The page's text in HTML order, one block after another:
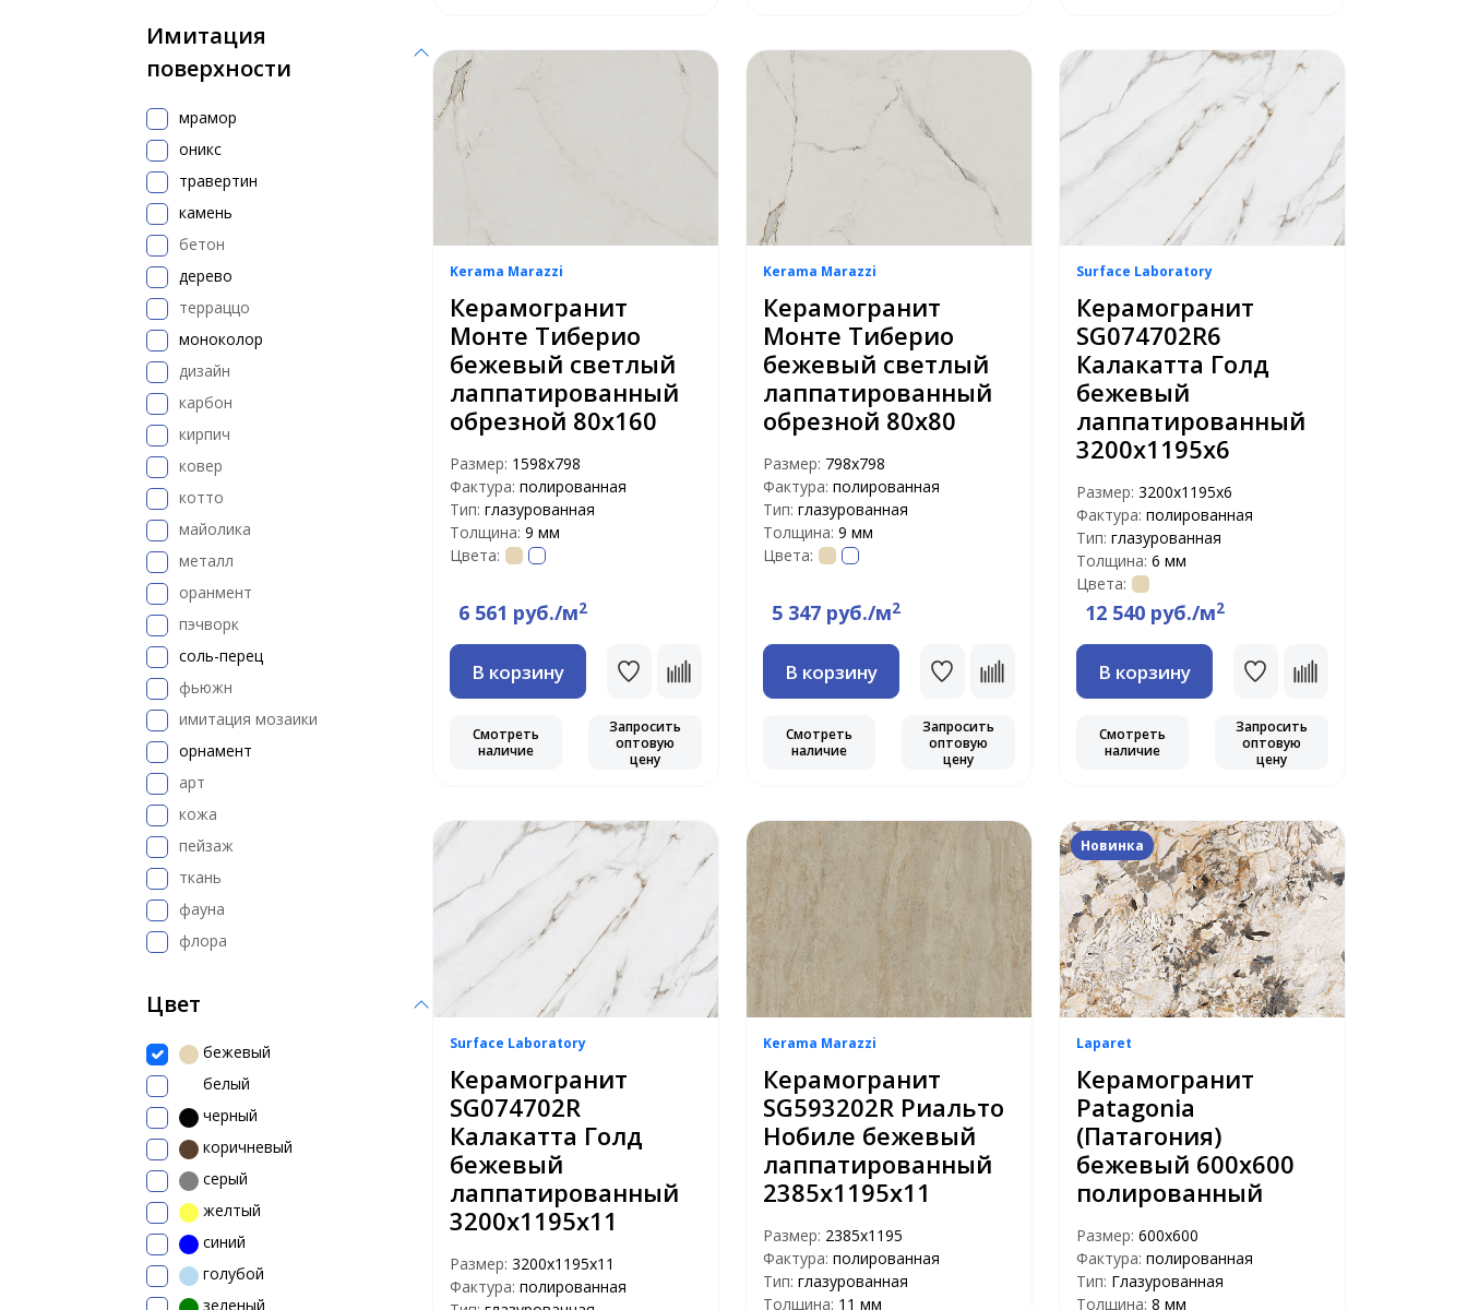
Имитация
поверхности
мрамор
оникс
травертин
камень
бетон
дерево
терраццо
моноколор
дизайн
карбон
кирпич
ковер
котто
майолика
металл
оранмент
пэчворк
соль-перец
фьюжн
имитация мозаики
орнамент
арт
кожа
пейзаж
ткань
фауна
флора
Цвет
бежевый
белый
черный
коричневый
серый
желтый
синий
голубой
зеленый
Kerama Marazzi
Керамогранит
Монте Тиберио
бежевый светлый
лаппатированный
обрезной 80х160
Размер: 1598х798
Фактура: полированная
Тип: глазурованная
Толщина: 9 мм
Цвета:
6 561 руб./м2
В корзину
Смотреть
наличие
Запросить
оптовую
цену
Kerama Marazzi
Керамогранит
Монте Тиберио
бежевый светлый
лаппатированный
обрезной 80х80
Размер: 798х798
Фактура: полированная
Тип: глазурованная
Толщина: 9 мм
Цвета:
5 347 руб./м2
В корзину
Смотреть
наличие
Запросить
оптовую
цену
Surface Laboratory
Керамогранит
SG074702R6
Калакатта Голд
бежевый
лаппатированный
3200х1195х6
Размер: 3200х1195х6
Фактура: полированная
Тип: глазурованная
Толщина: 6 мм
Цвета:
12 540 руб./м2
В корзину
Смотреть
наличие
Запросить
оптовую
цену
Surface Laboratory
Керамогранит
SG074702R
Калакатта Голд
бежевый
лаппатированный
3200х1195х11
Размер: 3200х1195х11
Фактура: полированная
Kerama Marazzi
Керамогранит
SG593202R Риальто
Нобиле бежевый
лаппатированный
2385х1195х11
Размер: 2385х1195
Фактура: полированная
Тип: глазурованная
Толщина: 11 мм
Новинка
Laparet
Керамогранит
Patagonia
(Патагония)
бежевый 600х600
полированный
Размер: 600x600
Фактура: полированная
Тип: Глазурованная
Толщина: 8 мм